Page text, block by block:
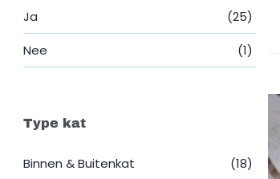
Ja (25)
Nee (1)
Type kat
Binnen & Buitenkat (18)